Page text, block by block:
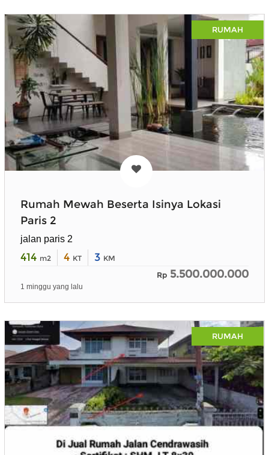
RUMAH
Rumah Mewah Beserta Isinya Lokasi
Paris 2
jalan paris 2
414 m2 4 KT 3 KM
Rp 5.500.000.000
1 minggu yang lalu
RUMAH